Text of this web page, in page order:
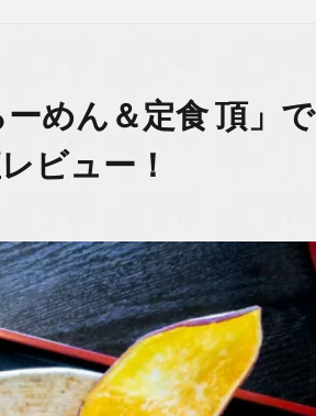
ーめん＆定食 頂」で
ビュー！